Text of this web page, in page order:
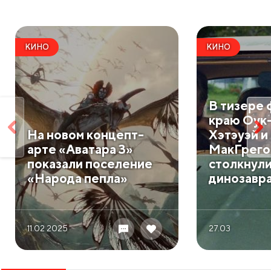
КИНО
На новом концепт-
арте «Аватара 3»
показали поселение
«Народа пепла»
11.02 2025
КИНО
В тизере
краю
Хэтэуэй
27.03